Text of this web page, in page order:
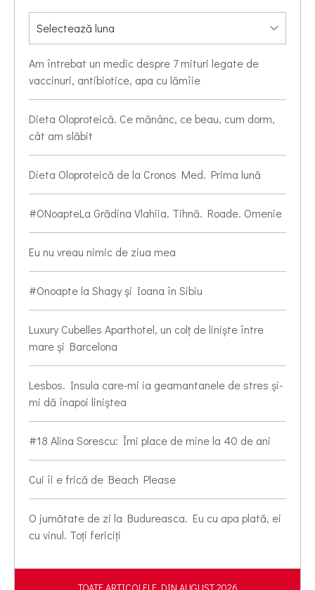
Am întrebat un medic despre 7 mituri legate de
vaccinuri, antibiotice, apa cu lămîie
Dieta Oloproteică. Ce mănânc, ce beau, cum dorm,
cât am slăbit
Dieta Oloproteică de la Cronos Med. Prima lună
#ONoapteLa Grădina Vlahiia. Tihnă. Roade. Omenie
Eu nu vreau nimic de ziua mea
#Onoapte la Shagy și Ioana în Sibiu
Luxury Cubelles Aparthotel, un colț de liniște între
mare și Barcelona
Lesbos. Insula care-mi ia geamantanele de stres și-
mi dă înapoi liniștea
#18 Alina Sorescu: Îmi place de mine la 40 de ani
Cui îi e frică de Beach Please
O jumătate de zi la Budureasca. Eu cu apa plată, ei
cu vinul. Toți fericiți